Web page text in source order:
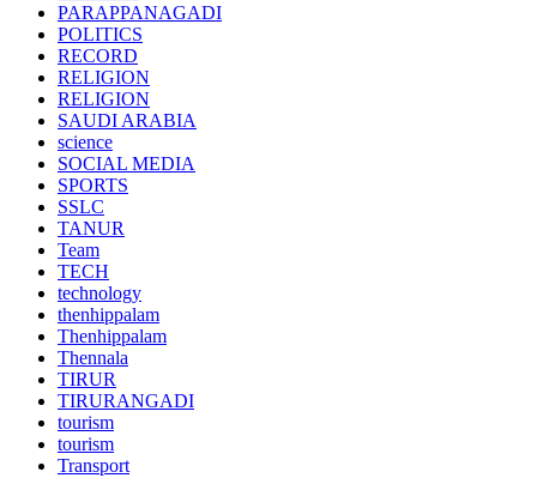
PARAPPANAGADI
POLITICS
RECORD
RELIGION
RELIGION
SAUDI ARABIA
science
SOCIAL MEDIA
SPORTS
SSLC
TANUR
Team
TECH
technology
thenhippalam
Thenhippalam
Thennala
TIRUR
TIRURANGADI
tourism
tourism
Transport